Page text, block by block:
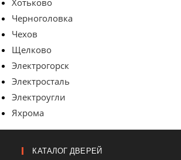
Хотьково
Черноголовка
Чехов
Щелково
Электрогорск
Электросталь
Электроугли
Яхрома
КАТАЛОГ ДВЕРЕЙ